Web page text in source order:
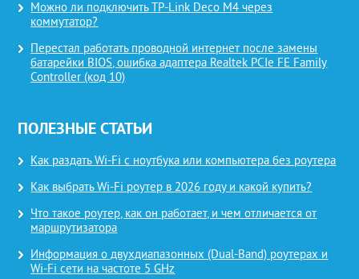
Можно ли подключить TP-Link Deco M4 через
коммутатор?
Перестал работать проводной интернет после замены
батарейки BIOS, ошибка адаптера Realtek PCIe FE Family
Controller (код 10)
ПОЛЕЗНЫЕ СТАТЬИ
Как раздать Wi-Fi с ноутбука или компьютера без роутера
Как выбрать Wi-Fi роутер в 2026 году и какой купить?
Что такое роутер, как он работает, и чем отличается от
маршрутизатора
Информация о двухдиапазонных (Dual-Band) роутерах и
Wi-Fi сети на частоте 5 GHz